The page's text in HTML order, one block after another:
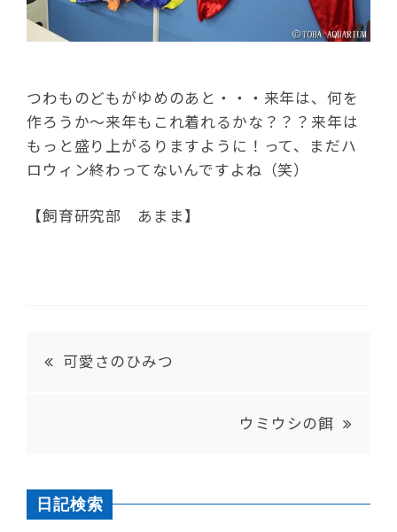
つわものどもがゆめのあと・・・来年は、何を
作ろうか～来年もこれ着れるかな？？？来年は
もっと盛り上がるりますように！って、まだハ
ロウィン終わってないんですよね（笑）
【飼育研究部 あまま】
可愛さのひみつ
ウミウシの餌
日記検索